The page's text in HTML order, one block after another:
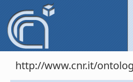
http://www.cnr.it/